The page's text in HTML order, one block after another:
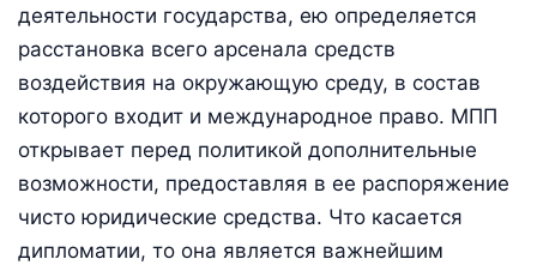
деятельности государства, ею определяется
расстановка всего арсенала средств
воздействия на окружающую среду, в состав
которого входит и международное право. МПП
открывает перед политикой дополнительные
возможности, предоставляя в ее распоряжение
чисто юридические средства. Что касается
дипломатии, то она является важнейшим